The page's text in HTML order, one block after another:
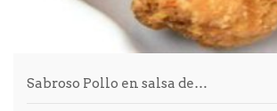
Sabroso Pollo en salsa de…